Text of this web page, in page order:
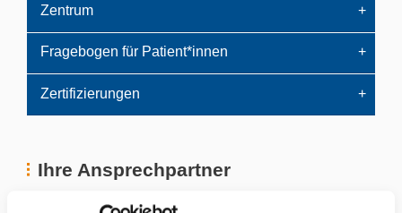
Zentrum
Fragebogen für Patient*innen
Zertifizierungen
Ihre Ansprechpartner